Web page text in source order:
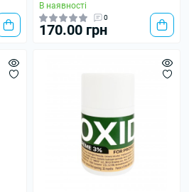
В наявності
0
170.00 грн